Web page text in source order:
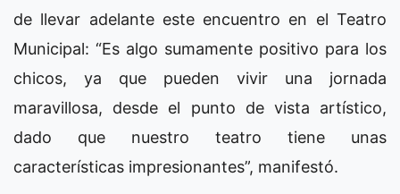
de llevar adelante este encuentro en el Teatro
Municipal: “Es algo sumamente positivo para los
chicos, ya que pueden vivir una jornada
maravillosa, desde el punto de vista artístico,
dado que nuestro teatro tiene unas
características impresionantes”, manifestó.